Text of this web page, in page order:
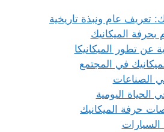
تعريف عام ونبذة تاريخية
الميكانيك
عن تطور الميكانيكا
في المجتمع
حرفة الميكانيك